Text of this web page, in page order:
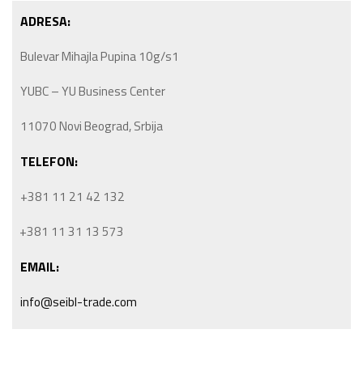
ADRESA:
Bulevar Mihajla Pupina 10g/s1
YUBC – YU Business Center
11070 Novi Beograd, Srbija
TELEFON:
+381 11 21 42 132
+381 11 31 13 573
EMAIL:
info@seibl-trade.com